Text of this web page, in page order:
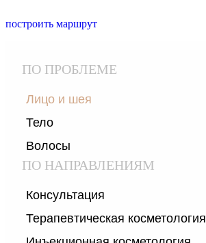
построить маршрут
ПО ПРОБЛЕМЕ
Лицо и шея
Тело
Волосы
ПО НАПРАВЛЕНИЯМ
Консультация
Терапевтическая косметология